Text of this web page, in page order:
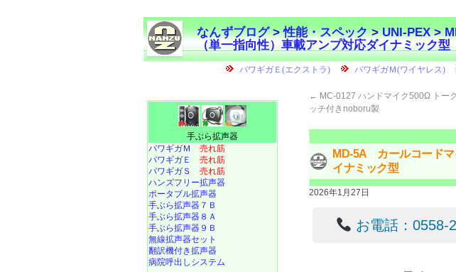
なんずブログ>性能・スペック>UNI-PEX>
（単一指向性）車載アンプ対応ダイナミック型
← MC-0127 ハンドマイク500Ω トー
ッチ付きnoboru製
MD-5A カールコードマ
イナミック型
2026年1月27日
お電話：0558-
手ぶら拡声器
パワギガＭ 売れ筋
パワギガＥ 売れ筋
パワギガＳ 売れ筋
ハンズフリー拡声器
ポータブル拡声器
手ぶら拡声器７Ｂ
手ぶら拡声器８Ａ
手ぶら拡声器９Ｂ
無線拡声器セット
翻訳機付き拡声器
病院呼出しシステム